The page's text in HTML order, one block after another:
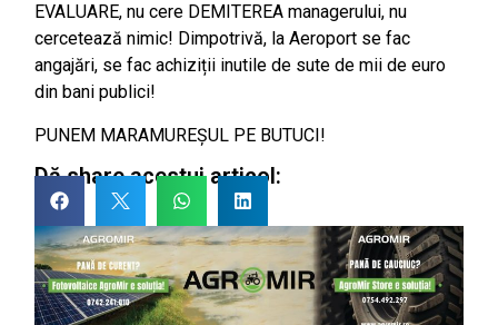
EVALUARE, nu cere DEMITEREA managerului, nu
cercetează nimic! Dimpotrivă, la Aeroport se fac
angajări, se fac achiziții inutile de sute de mii de euro
din bani publici!
PUNEM MARAMUREȘUL PE BUTUCI!
Dă share acestui articol: